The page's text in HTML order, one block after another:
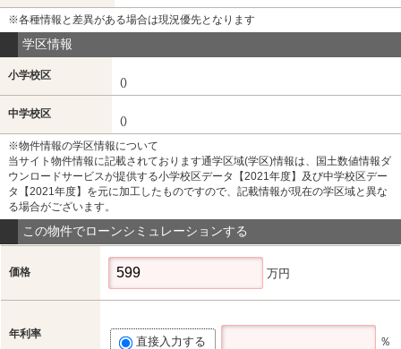
※各種情報と差異がある場合は現況優先となります
学区情報
小学校区
()
中学校区
()
※物件情報の学区情報について
当サイト物件情報に記載されております通学区域(学区)情報は、国土数値情報ダ
ウンロードサービスが提供する小学校区データ【2021年度】及び中学校区デー
タ【2021年度】を元に加工したものですので、記載情報が現在の学区域と異な
る場合がございます。
この物件でローンシミュレーションする
価格 万円
年利率
直接入力する ％